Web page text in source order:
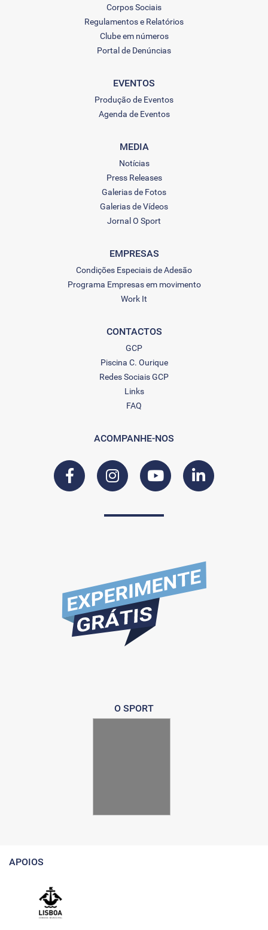
Corpos Sociais
Regulamentos e Relatórios
Clube em números
Portal de Denúncias
EVENTOS
Produção de Eventos
Agenda de Eventos
MEDIA
Notícias
Press Releases
Galerias de Fotos
Galerias de Vídeos
Jornal O Sport
EMPRESAS
Condições Especiais de Adesão
Programa Empresas em movimento
Work It
CONTACTOS
GCP
Piscina C. Ourique
Redes Sociais GCP
Links
FAQ
ACOMPANHE-NOS
O SPORT
APOIOS